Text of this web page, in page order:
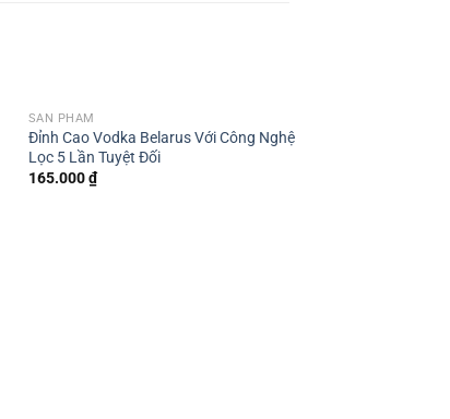
SẢN PHẨM
Đỉnh Cao Vodka Belarus Với Công Nghệ
Lọc 5 Lần Tuyệt Đối
165.000₫